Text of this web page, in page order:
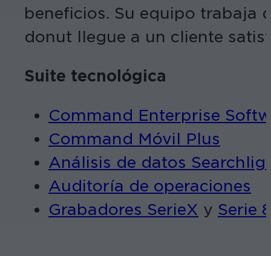
beneficios. Su equipo trabaja
donut llegue a un cliente
Suite tecnológica
Command Enterprise
Command Móvil Plus
Análisis de datos
Auditoría de operaciones
Grabadores SerieX y Serie